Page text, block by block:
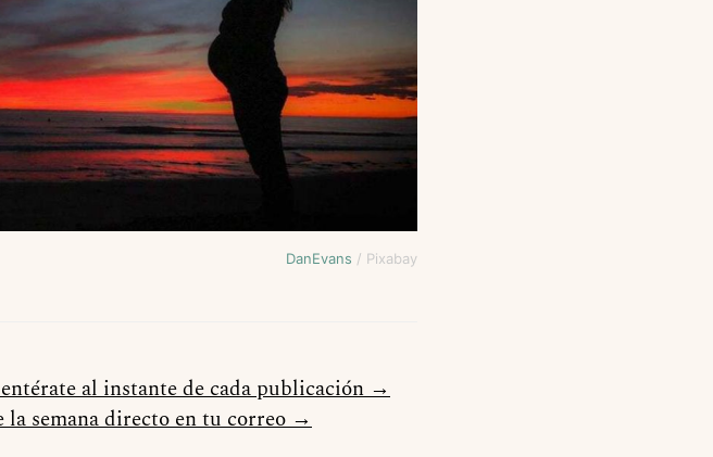
DanEvans / Pixabay
al instante de cada publicación →
la semana directo en tu correo →